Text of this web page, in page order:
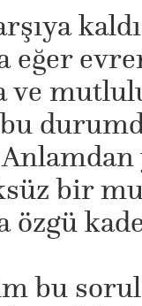
eğer
ve
bir
özgü
bu